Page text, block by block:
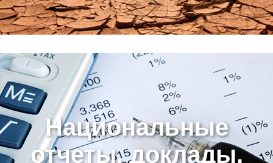
Национальные
отчеты, доклады,